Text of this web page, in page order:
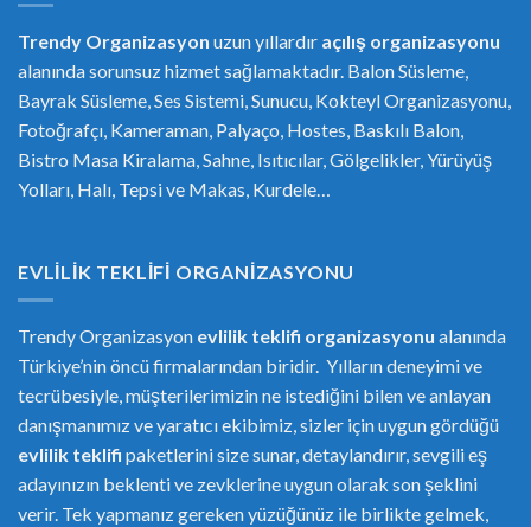
Trendy Organizasyon uzun yıllardır açılış organizasyonu
alanında sorunsuz hizmet sağlamaktadır. Balon Süsleme,
Bayrak Süsleme, Ses Sistemi, Sunucu, Kokteyl Organizasyonu,
Fotoğrafçı, Kameraman, Palyaço, Hostes, Baskılı Balon,
Bistro Masa Kiralama, Sahne, Isıtıcılar, Gölgelikler, Yürüyüş
Yolları, Halı, Tepsi ve Makas, Kurdele…
EVLILIK TEKLIFI ORGANIZASYONU
Trendy Organizasyon evlilik teklifi organizasyonu alanında
Türkiye’nin öncü firmalarından biridir. Yılların deneyimi ve
tecrübesiyle, müşterilerimizin ne istediğini bilen ve anlayan
danışmanımız ve yaratıcı ekibimiz, sizler için uygun gördüğü
evlilik teklifi paketlerini size sunar, detaylandırır, sevgili eş
adayınızın beklenti ve zevklerine uygun olarak son şeklini
verir. Tek yapmanız gereken yüzüğünüz ile birlikte gelmek,